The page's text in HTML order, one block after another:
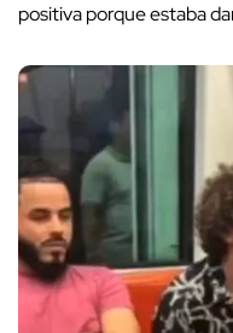
positiva porque estaba